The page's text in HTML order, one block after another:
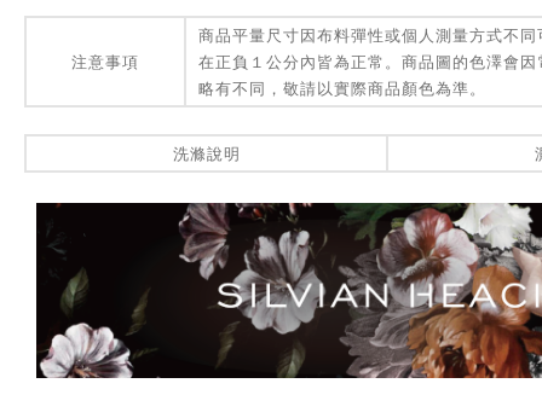
注意事項
商品平量尺寸因布料彈性或個人測量方式不
在正負１公分內皆為正常。商品圖的色澤會
略有不同，敬請以實際商品顏色為準。
洗滌說明